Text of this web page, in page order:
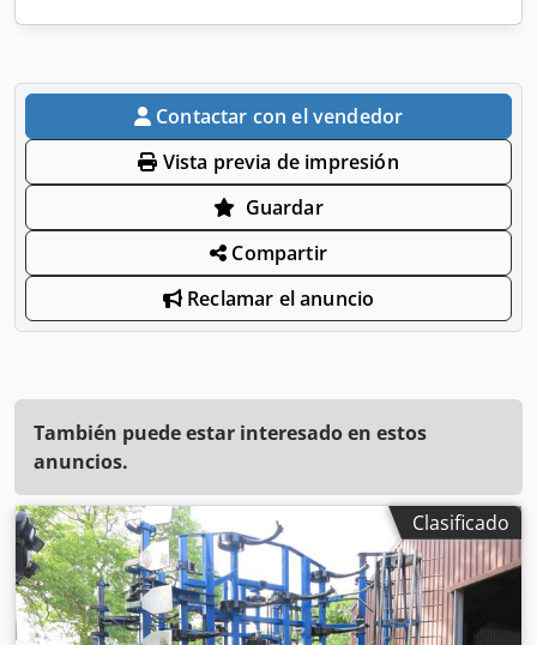
Contactar con el vendedor
Vista previa de impresión
Guardar
Compartir
Reclamar el anuncio
También puede estar interesado en estos
anuncios.
Clasificado